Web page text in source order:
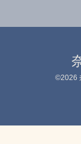
©2026